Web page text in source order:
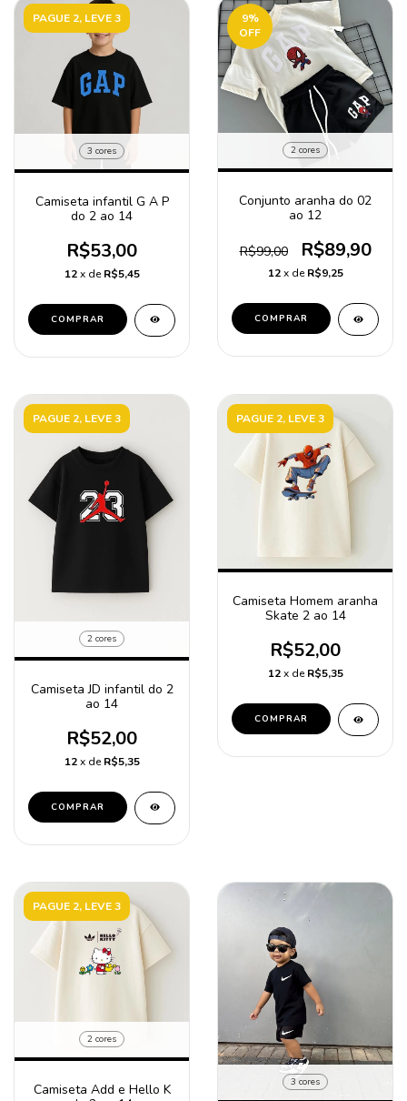
PAGUE 2, LEVE 3
3 cores
Camiseta infantil G A P
do 2 ao 14
R$53,00
12 x deR$5,45
COMPRAR
9%
OFF
2 cores
Conjunto aranha do 02
ao 12
R$99,00 R$89,90
12 x deR$9,25
COMPRAR
PAGUE 2, LEVE 3
2 cores
Camiseta JD infantil do 2
ao 14
R$52,00
12 x deR$5,35
COMPRAR
PAGUE 2, LEVE 3
Camiseta Homem aranha
Skate 2 ao 14
R$52,00
12 x deR$5,35
COMPRAR
PAGUE 2, LEVE 3
2 cores
Camiseta Add e Hello K
3 cores